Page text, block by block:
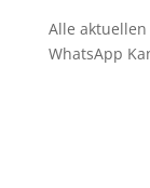
Alle
WhatsApp